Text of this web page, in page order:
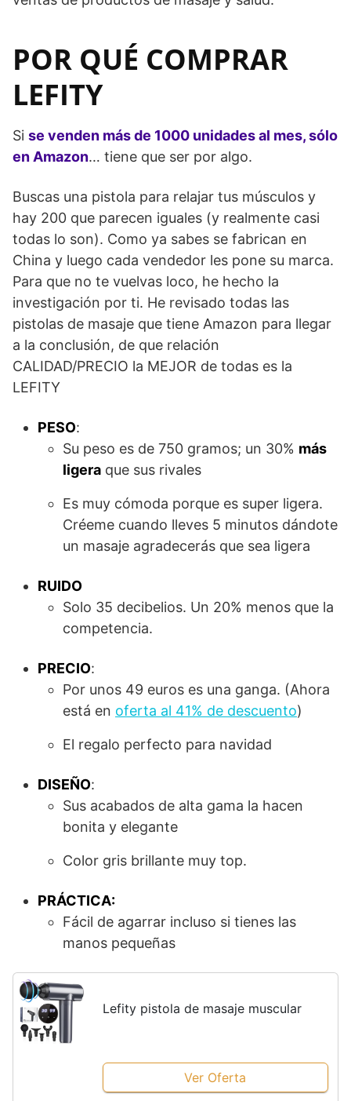
POR QUÉ COMPRAR
LEFITY
Si se venden más de 1000 unidades al mes, sólo
en Amazon… tiene que ser por algo.
Buscas una pistola para relajar tus músculos y
hay 200 que parecen iguales (y realmente casi
todas lo son). Como ya sabes se fabrican en
China y luego cada vendedor les pone su marca.
Para que no te vuelvas loco, he hecho la
investigación por ti. He revisado todas las
pistolas de masaje que tiene Amazon para llegar
a la conclusión, de que relación
CALIDAD/PRECIO la MEJOR de todas es la
LEFITY
PESO:
Su peso es de 750 gramos; un 30% más
ligera que sus rivales
Es muy cómoda porque es super ligera.
Créeme cuando lleves 5 minutos dándote
un masaje agradecerás que sea ligera
RUIDO
Solo 35 decibelios. Un 20% menos que la
competencia.
PRECIO:
Por unos 49 euros es una ganga. (Ahora
está en oferta al 41% de descuento)
El regalo perfecto para navidad
DISEÑO:
Sus acabados de alta gama la hacen
bonita y elegante
Color gris brillante muy top.
PRÁCTICA:
Fácil de agarrar incluso si tienes las
manos pequeñas
Lefity pistola de masaje muscular
Ver Oferta